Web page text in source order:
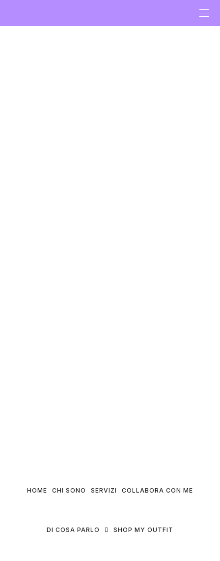
HOME CHI SONO SERVIZI COLLABORA CON ME
DI COSA PARLO SHOP MY OUTFIT